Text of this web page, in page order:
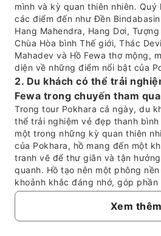
mình và kỳ quan thiên nhiên. Quý
các điểm đến như Đền
Hang Mahendra, Hang Dơi,
Chùa Hòa bình Thế giới, Thác
Mahadev và Hồ Fewa thơ mộng,
diện về những điểm nổi bật của
2. Du khách có thể trải
Fewa trong chuyến tham
Trong tour Pokhara cả ngày, du
thể trải nghiệm vẻ đẹp thanh
một trong những kỳ quan thiên
của Pokhara, hồ mang đến một
tranh vẽ để thư giãn và tận
quanh. Hồ tạo nên một phông
khoảnh khắc đáng nhớ, góp
nhiên ngoạn mục của khu vực.
3. Làm cách nào để đặt tour
cả ngày và tour bao gồm
Xem thêm